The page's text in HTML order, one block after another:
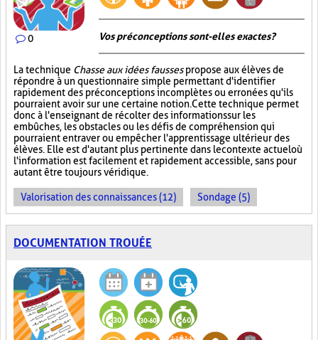
0 Vos préconceptions sont-elles exactes ?
La technique Chasse aux idées faussespropose aux élèves de
répondre à un questionnaire simple permettant d'identifier
rapidement des préconceptions incomplètes ou erronées qu'ils
pourraient avoir sur une certaine notion. Cette technique permet
donc à l'enseignant de récolter des informations sur les
embûches, les obstacles ou les défis de compréhension qui
pourraient entraver ou empêcher l'apprentissage ultérieur des
élèves. Elle est d'autant plus pertinente dans le contexte actuel où
l'information est facilement et rapidement accessible, sans pour
autant être toujours véridique.
Valorisation des connaissances (12) Sondage (5)
DOCUMENTATION TROUÉE